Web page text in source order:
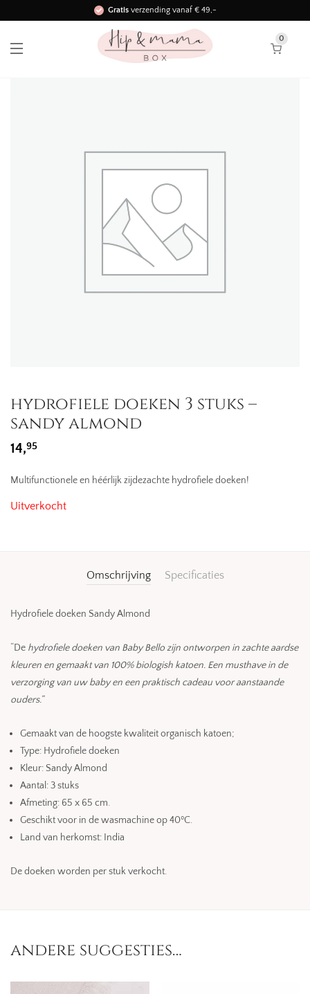
Gratisverzending vanaf € 49,-
Binnen 3 werkdagen in huis!
0
hydrofiele doeken 3 stuks –
sandy almond
14,95
Multifunctionele en héérlijk zijdezachte hydrofiele doeken!
Uitverkocht
Omschrijving Specificaties
Hydrofiele doeken Sandy Almond
“De hydrofiele doeken van Baby Bello zijn ontworpen in zachte aardse
kleuren en gemaakt van 100% biologish katoen. Een musthave in de
verzorging van uw baby en een praktisch cadeau voor aanstaande
ouders.”
Gemaakt van de hoogste kwaliteit organisch katoen;
Type: Hydrofiele doeken
Kleur: Sandy Almond
Aantal: 3 stuks
Afmeting: 65 x 65 cm.
Geschikt voor in de wasmachine op 40ºC.
Land van herkomst: India
De doeken worden per stuk verkocht.
andere suggesties…